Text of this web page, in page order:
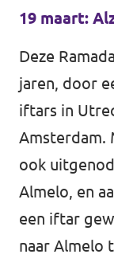
19 maart:
Deze
jaren, door
iftars in
Amsterdam.
ook
Almelo, en
een iftar
naar Almelo